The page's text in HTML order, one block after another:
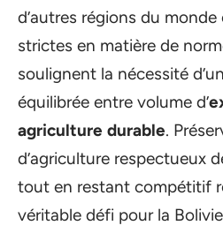
d’autres régions du
strictes en matière de
soulignent la nécessité
équilibrée entre volume d’
agriculture durable.
d’agriculture respectueux
tout en restant compétitif
véritable défi pour la